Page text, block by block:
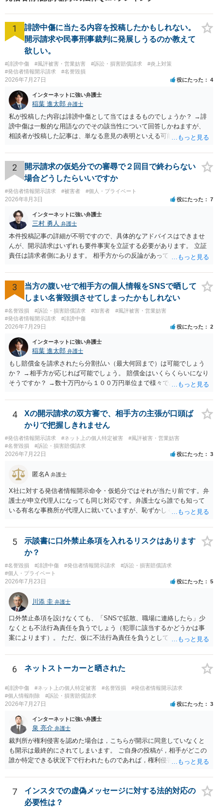
1
誹謗中傷に当たる内容を投稿したかもしれない。
開示請求や民事刑事裁判に発展しうるのか教えて
欲しい。
#誹謗中傷 #風評被害・営業妨害 #訴訟・損害賠償請求
#炎上対策
#発信者情報開示請求
#名誉毀損
2026年7月27日 役にたった 4
インターネットに強い弁護士
稲葉 進太郎 弁護士
私が投稿した内容は誹謗中傷として当てはまるものでしょうか？ →誹
謗中傷は一般的な用語なのでその該当性について回答しかねますが、
相談者が投稿した記事は、単なる意見の表明といえる可能性が高く、
て、開示請求が認められたり、民事裁判や刑事裁判に発展しうるもの
でしょうか？ →権利侵害や、名誉毀損・侮辱に該当する可能性が低い
ため、民事裁判や刑事裁判に発展することはあまり考えられないよう
に思われます。
2
開示請求の仮処分での審尋で２回目で終わらない
場合どうしたらいいですか
#発信者情報開示請求 #被害者 #個人・プライベート
2026年8月3日 役にたった 7
インターネットに強い弁護士
三村 勇人 弁護士
本件投稿記事の詳細が不明ですので、具体的なアドバイスはできませ
んが、開示請求はいずれも要件事実を立証する必要があります。 立証
責任は請求者側にあります。 相手方からの反論があっても、裁判官が
方が口頭で反論したのは、仮処分は迅速性が要求されるためです。 書
面での反論となれば、より遅延する可能性がございます。 また、本件
はXのため、APのIPアドレスの保存期間の問題もございます。 開示請
求は法律知識が不可欠ですが、それだけでは足りず、実務を踏まえた
方法を選択することが重要です。
3
当方の腹いせで相手方の個人情報をSNSで晒して
しまい名誉毀損させてしまったかもしれない
#名誉毀損 #訴訟・損害賠償請求 #加害者
#風評被害・営業妨害
#発信者情報開示請求
#誹謗中傷
2026年7月29日 役にたった 2
インターネットに強い弁護士
稲葉 進太郎 弁護士
もし賠償金を請求されたら分割払い（最大何回まで）は可能でしょう
か？ →相手方が応じれば可能でしょう。 賠償金はいくらくらいになり
そうですか？ →数十万円から１００万円単位まで様々であり、不明で
渉が行われ、双方合意に至れば支払が開始され、決裂して相手方が訴
訟提起を選択すれば訴訟の中で解決がなされる流れが通常です。
4
Xの開示請求の双方審で、相手方の主張が口頭ば
かりで把握しきれません
#発信者情報開示請求 #ネット上の個人特定被害
#風評被害・営業妨害
#名誉毀損
#訴訟・損害賠償請求
2026年7月22日 役にたった 3
匿名A 弁護士
X社に対する発信者情報開示命令・仮処分ではそれが当たり前です。弁
護士が申立代理人になっても同じ対応です。弁護士なら誰でも知って
いる有名な事務所が代理人に就いていますが、恥ずかしくないのだろ
5
示談書に口外禁止条項を入れるリスクはあります
か？
#名誉毀損 #誹謗中傷 #発信者情報開示請求
#訴訟・損害賠償請求
#個人・プライベート
2026年7月23日 役にたった 5
川添 圭 弁護士
口外禁止条項を設けなくても、「SNSで拡散、職場に連絡したら」少
なくとも不法行為責任を負うでしょう（犯罪に該当するかどうかは事
案によります）。 ただ、仮に不法行為責任を負うとしても、違約金を
（日本の裁判所が認定する慰謝料は、到底被害感情を満足させられる
ような金額ではありません）。そのため、口外禁止条項とともに口外
した場合の違約金（100～200万円程度）を定めることには、大きな意
味と抑止力があります。 逆に、口外禁止条項を設けると、正当な理由
がある場合を除いて第三者へ情報開示ができなくなります。そのた
め、口外禁止条項によって自らを縛られてしまうと困るようなケース
（例えば弁護団事件でマスコミ等へ公表する必要があるケース等）で
は、口外禁止の範囲を特定・限定する等の工夫をすることがあります
が、個人間の紛争で、合意後もみだりに紛争情報を口外することそれ
自体が異常事態であって、相手方への抑止効果として口外禁止条項を
設定しておく方が望ましい場合が多いと思われます（上記のとおり、
口外禁止条項は、違反した際の違約金条項とワンセットにすることで
6 ネットストーカーと晒された
#誹謗中傷 #ネット上の個人特定被害 #名誉毀損
#発信者情報開示請求
#個人情報削除
#訴訟・損害賠償請求
2026年7月27日 役にたった 3
インターネットに強い弁護士
泉 亮介 弁護士
裁判所が権利侵害を認めた場合は，こちらが開示に同意していなくと
も開示は最終的にされてしまいます。 ご自身の投稿が，相手がどこの
誰か特定できる状況下で行われたものであれば，権利侵害性が認めら
いても，アカウントを特定したうえで，ネットストーカーとして晒し
たのであれば，かかる行為に権利侵害性が認められる可能性はあるで
しょう。
7
インスタでの虚偽メッセージに対する法的対応の
必要性は？